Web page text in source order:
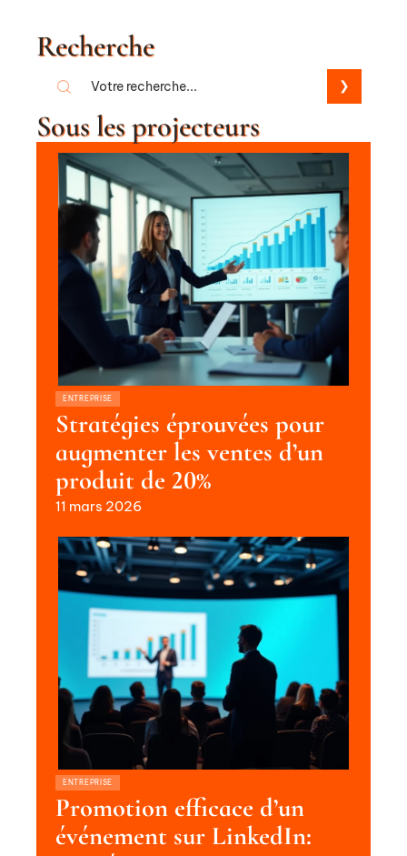
Recherche
Sous les projecteurs
ENTREPRISE
Stratégies éprouvées pour
augmenter les ventes d’un
produit de 20%
11 mars 2026
ENTREPRISE
Promotion efficace d’un
événement sur LinkedIn: